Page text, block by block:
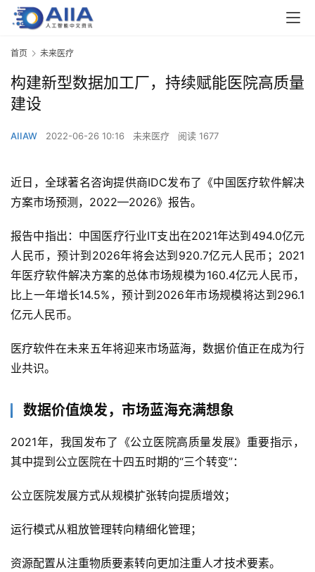
首页 未来医疗
构建新型数据加工厂，持续赋能医院高质量
建设
AIIAW 2022-06-26 10:16 未来医疗 阅读 1677
近日，全球著名咨询提供商IDC发布了《中国医疗软件解决
方案市场预测，2022—2026》报告。
报告中指出：中国医疗行业IT支出在2021年达到494.0亿元
人民币，预计到2026年将会达到920.7亿元人民币；2021
年医疗软件解决方案的总体市场规模为160.4亿元人民币，
比上一年增长14.5%，预计到2026年市场规模将达到296.1
亿元人民币。
医疗软件在未来五年将迎来市场蓝海，数据价值正在成为行
业共识。
数据价值焕发，市场蓝海充满想象
2021年，我国发布了《公立医院高质量发展》重要指示，
其中提到公立医院在十四五时期的“三个转变”：
公立医院发展方式从规模扩张转向提质增效；
运行模式从粗放管理转向精细化管理；
资源配置从注重物质要素转向更加注重人才技术要素。